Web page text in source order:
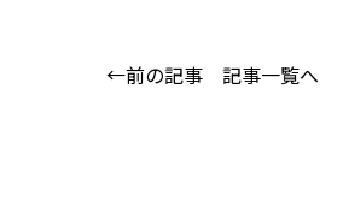
←前の記事 記事一覧へ